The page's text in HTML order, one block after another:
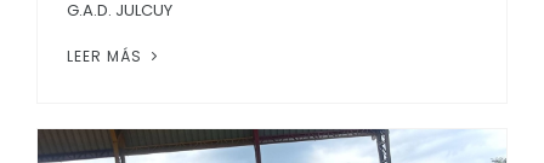
G.A.D. JULCUY
LEER MÁS